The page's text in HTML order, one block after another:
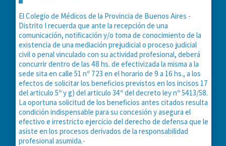
El Colegio de Médicos de la Provincia de Buenos Aires -
Distrito I recuerda que ante la recepción de una
comunicación, notificación y/o toma de conocimiento de la
existencia de una mediación prejudicial o proceso judicial
civil o penal vinculado con su actividad profesional, deberá
concurrir dentro de las 48 hs. de efectivizada la misma a la
sede sita en calle 51 nº 723 en el horario de 9 a 16 hs., a los
efectos de solicitar los beneficios previstos en los incisos 17
del articulo 5º y g) del articulo 34º del decreto ley nº 5413/58.
La oportuna solicitud de los beneficios antes citados resulta
condición indispensable para su concesión y asegura el
efectivo e irrestricto ejercicio del derecho de defensa que le
asiste en los procesos derivados de la responsabilidad
profesional asumida.-